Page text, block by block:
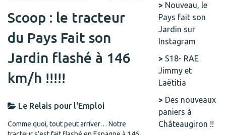
Scoop : le tracteur
du Pays Fait son
Jardin flashé à 146
km/h !!!!!
Le Relais pour l'Emploi
Comme quoi, tout peut arriver… Notre
Nouveau, le
Pays fait son
Jardin sur
Instagram
S18- RAE
Jimmy et
Laëtitia
Des nouveaux
paniers à
Châteaugiron !!